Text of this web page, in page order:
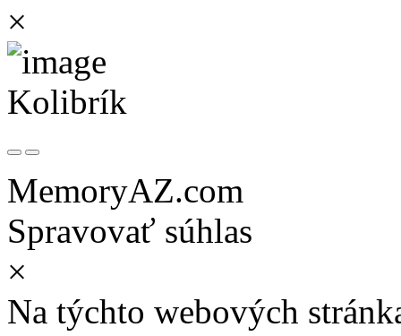
×
Kolibrík
MemoryAZ.com
Spravovať súhlas
×
Na týchto webových